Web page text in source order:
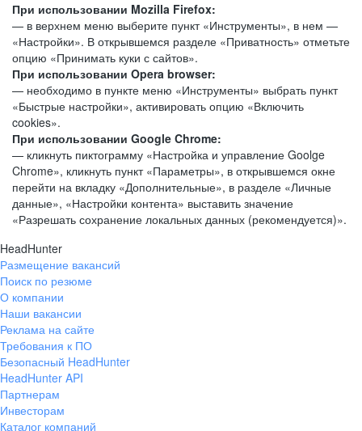
При использовании Mozilla Firefox:
— в верхнем меню выберите пункт «Инструменты», в нем —
«Настройки». В открывшемся разделе «Приватность» отметьте
опцию «Принимать куки с сайтов».
При использовании Opera browser:
— необходимо в пункте меню «Инструменты» выбрать пункт
«Быстрые настройки», активировать опцию «Включить
cookies».
При использовании Google Chrome:
— кликнуть пиктограмму «Настройка и управление Goolge
Chrome», кликнуть пункт «Параметры», в открывшемся окне
перейти на вкладку «Дополнительные», в разделе «Личные
данные», «Настройки контента» выставить значение
«Разрешать сохранение локальных данных (рекомендуется)».
HeadHunter
Размещение вакансий
Поиск по резюме
О компании
Наши вакансии
Реклама на сайте
Требования к ПО
Безопасный HeadHunter
HeadHunter API
Партнерам
Инвесторам
Каталог компаний